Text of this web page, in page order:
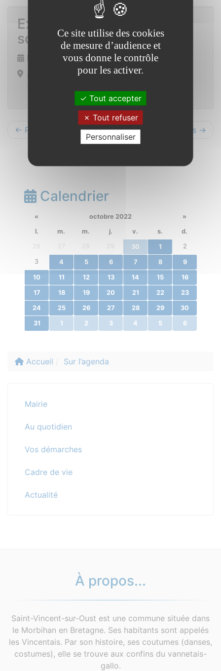
Exposition L’eau mise en
scène (ESAT La Gacilly)
Du 1er au 31 mars 2023
Hall de la mairie
← Précédents Suivants →
Calendrier
« octobre 2022
»
l.
m. m. j. v. s.
d.
26
27 28 29 30 1 2
3 4 5 6 7 8 9
10 11 12 13 14 15 16
17 18 19 20 21 22 23
24 25 26 27 28 29 30
31 1 2 3 4 5 6
Accueil Sur l’agenda
Mairie
Au quotidien
Vos démarches
Cadre de vie
Actualité
À propos...
Saint-Vincent-sur-Oust est une commune située dans
le Morbihan en Bretagne. Ses habitants sont appelés
les Vincentais. Par son histoire, ses coutumes (danses,
costumes), elle se trouve aux confins du vannetais-
gallo.
Ce site utilise des cookies
de mesure d’audience et
vous donne le contrôle
pour les activer.
Tout accepter
Tout refuser
Personnaliser